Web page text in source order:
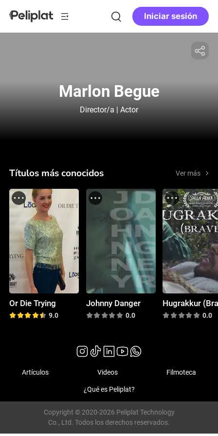
Iniciar sesión
Marlon Begue
Director/a | Actor
Títulos más conocidos Ver más
Or Die Trying
9.0
Johnny Danger
0.0
Hugrakkur
0.0
Artículos Videos Filmoteca
¿Qué es Peliplat?
Copyright © 2020-2026 Peliplat Technology
Co., Ltd. Todos los derechos reservados.